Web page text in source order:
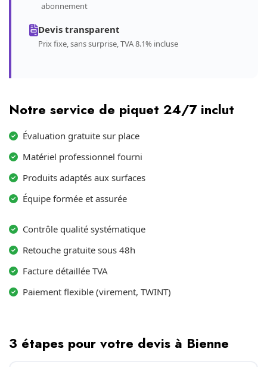
abonnement
Devis transparent
Prix fixe, sans surprise, TVA 8.1% incluse
Notre service de piquet 24/7 inclut
Évaluation gratuite sur place
Matériel professionnel fourni
Produits adaptés aux surfaces
Équipe formée et assurée
Contrôle qualité systématique
Retouche gratuite sous 48h
Facture détaillée TVA
Paiement flexible (virement, TWINT)
3 étapes pour votre devis à Bienne